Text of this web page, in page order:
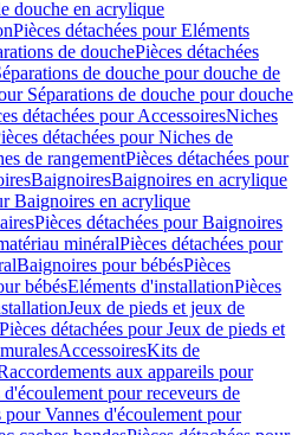
douche en acrylique
Pièces détachées pour Eléments
de douchePièces détachées
de douche pour douche de
Séparations de douche pour douche
détachées pour AccessoiresNiches
détachées pour Niches de
de rangementPièces détachées pour
BaignoiresBaignoires en acrylique
Baignoires en acrylique
Pièces détachées pour Baignoires
minéralPièces détachées pour
Baignoires pour bébésPièces
bébésEléments d'installationPièces
Jeux de pieds et jeux de
Pièces détachées pour Jeux de pieds et
AccessoiresKits de
aux appareils pour
d'écoulement pour receveurs de
pour Vannes d'écoulement pour